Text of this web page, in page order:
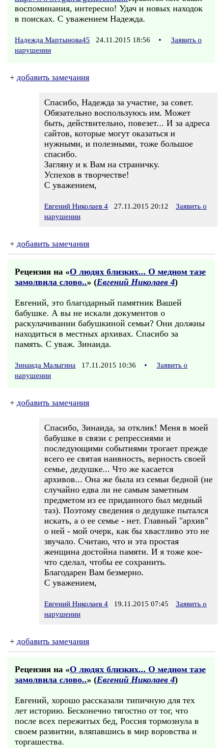
воспоминания, интересно! Удач и новых находок
в поисках. С уважением Надежда.
Надежда Мартынова45 24.11.2015 18:56 •
Заявить о
нарушении
+ добавить замечания
Спасибо, Надежда за участие, за совет.
Обязательно воспользуюсь им. Может
быть, действительно, повезет... И за адреса
сайтов, которые могут оказаться и
нужными, и полезными, тоже большое
спасибо.
Загляну и к Вам на страничку.
Успехов в творчестве!
С уважением,
Евгений Николаев 4 27.11.2015 20:12
Заявить о
нарушении
+ добавить замечания
Рецензия на «О людях близких... О медном тазе
замолвила слово..» (Евгений Николаев 4)
Евгений, это благодарный памятник Вашей
бабушке. А вы не искали документов о
раскулачивании бабушкиной семьи? Они должны
находиться в местных архивах. Спасибо за
память. С уваж. Зинаида.
Зинаида Малыгина 17.11.2015 10:36 •
Заявить о
нарушении
+ добавить замечания
Спасибо, Зинаида, за отклик! Меня в моей
бабушке в связи с репрессиями и
последующими событиями трогает прежде
всего ее святая наивность, верность своей
семье, дедушке... Что же касается
архивов... Она же была из семьи бедной (не
случайно едва ли не самым заметным
предметом из ее приданного был медный
таз). Поэтому сведения о дедушке пытался
искать, а о ее семье - нет. Главный "архив"
о ней - мой очерк, как бы хвастливо это не
звучало. Считаю, что и эта простая
женщина достойна памяти. И я тоже кое-
что сделал, чтобы ее сохранить.
Благодарен Вам безмерно.
С уважением,
Евгений Николаев 4 19.11.2015 07:45
Заявить о
нарушении
+ добавить замечания
Рецензия на «О людях близких... О медном тазе
замолвила слово..» (Евгений Николаев 4)
Евгений, хорошо рассказали типичную для тех
лет историю. Бесконечно тягостно от тог, что
после всех пережитых бед, Россия тормознула в
своем развитии, вляпавшись в мир воровства и
торгашества.